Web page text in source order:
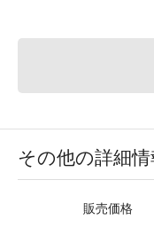
その他の詳細情
販売価格